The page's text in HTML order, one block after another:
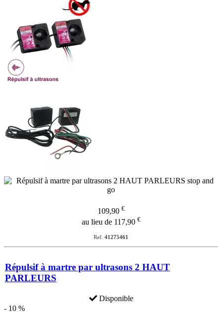
109,90 €
au lieu de 117,90 €
Ref. 41275461
Répulsif à martre par ultrasons 2 HAUT
PARLEURS
Disponible
- 10 %